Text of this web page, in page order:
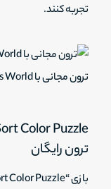
تجربه کنند.
ترون مجانی با Eggies World
ترون رایگان